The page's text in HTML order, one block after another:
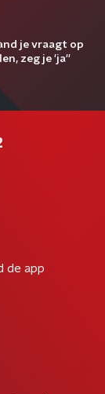
je vraagt op
zeg je 'ja''
de app